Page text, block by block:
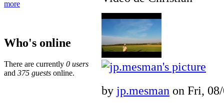
more
Who's online
There are currently 0 users
and 375 guests online.
by jp.mesman on Fri,